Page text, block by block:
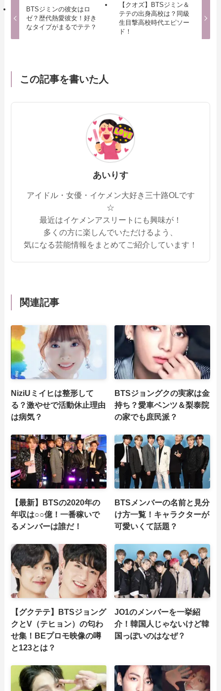
BTSジミンの彼女はロ
ゼ？歴代熱愛彼女！好き
なタイプがまるでテテ？
【クオズ】BTSジミン＆
テテの出身高校は？同級
生目撃高校時代エピソー
ド！
この記事を書いた人
あいりす
アイドル・女優・イケメン大好き三十路OLです
☆
最近はイケメンアスリートにも興味が！
多くの方に楽しんでいただけるよう、
気になる芸能情報をまとめてご紹介しています！
関連記事
NiziUミイヒは整形して
る？激やせで活動休止理由
は病気？
BTSジョングクの実家は金
持ち？愛車ベンツ＆梨泰院
の家でも庶民派？
【最新】BTSの2020年の
年収は○○億！一番稼いで
るメンバーは誰だ！
BTSメンバーの名前と見分
け方一覧！キャラクターが
可愛いくて話題？
【グクテテ】BTSジョング
クとV（テヒョン）の匂わ
せ集！BEプロモ映像の噂
と123とは？
JO1のメンバーを一挙紹
介！韓国人じゃないけど韓
国っぽいのはなぜ？